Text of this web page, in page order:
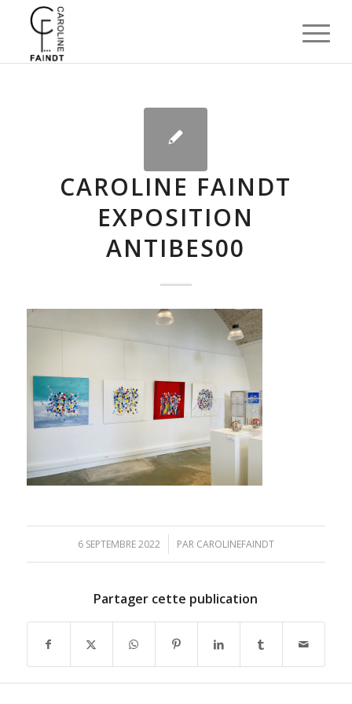
CAROLINE FAINDT
EXPOSITION
ANTIBES00
6 SEPTEMBRE 2022
/ PAR CAROLINEFAINDT
Partager cette publication